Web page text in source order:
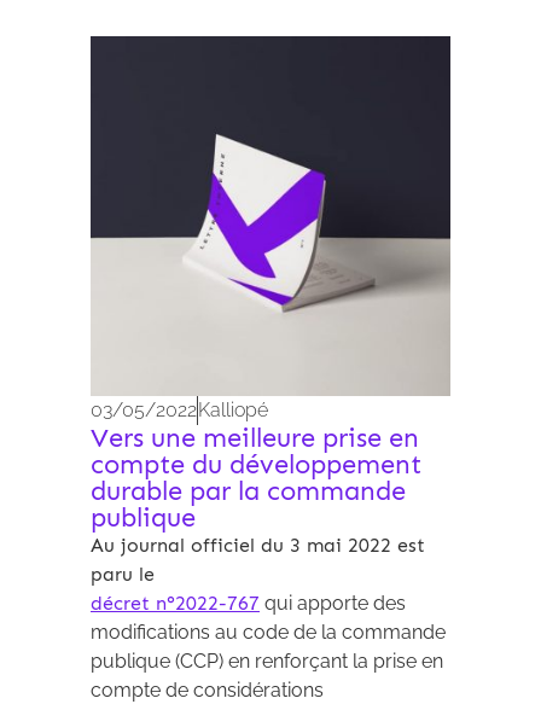
03/05/2022Kalliopé
Vers une meilleure prise en
compte du développement
durable par la commande
publique
Au journal officiel du 3 mai 2022 est
paru le
décret n°2022-767 qui apporte des
modifications au code de la commande
publique (CCP) en renforçant la prise en
compte de considérations